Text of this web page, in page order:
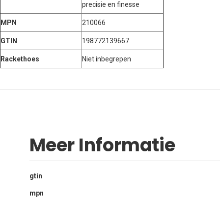
precisie en finesse
MPN 210066
GTIN 198772139667
Rackethoes Niet inbegrepen
Meer Informatie
Meer
gtin
mpn